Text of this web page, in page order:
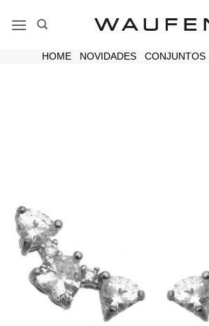
HOME| NOVIDADES| CONJUNTOS|